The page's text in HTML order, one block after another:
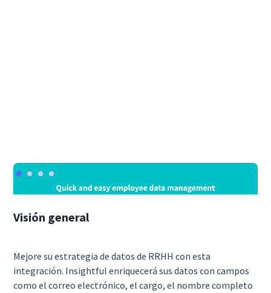
Visión general
Mejore su estrategia de datos de RRHH con esta
integración. Insightful enriquecerá sus datos con campos
como el correo electrónico, el cargo, el nombre completo